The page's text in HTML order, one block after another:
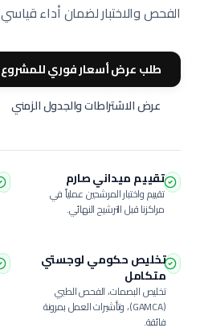
الفحص والاختبار لضمان أداء قياسي 100% بمواقعكم.
طلب عرض أسعار فوري للمشروع
عرض الاشتراطات والجدول الزمني
تقييم ميداني صارم
تقييم واختبار المرشحين عملياً في
مراكزنا قبل الترشيح النهائي.
تخليص حكومي لوجستي
متكامل
تخليص البصمات، الفحص الطبي
(GAMCA)، وتأشيرات العمل بمرونة
فائقة.